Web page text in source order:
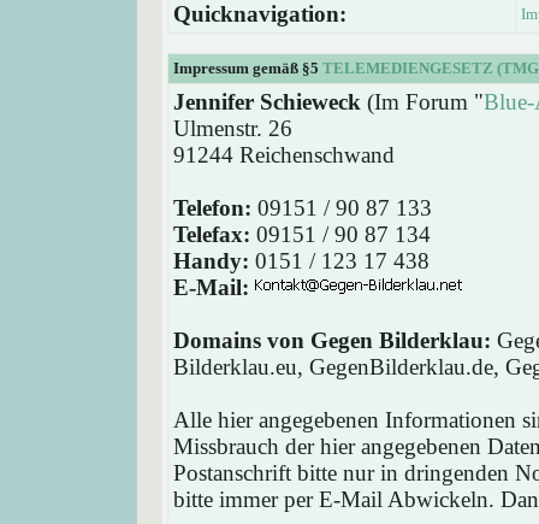
Quicknavigation:
Impressum gemäß §5 TELEMEDIENGESETZ
Jennifer Schieweck (Im Forum "
Ulmenstr. 26
91244 Reichenschwand
Telefon: 09151 / 90 87 133
Telefax: 09151 / 90 87 134
Handy: 0151 / 123 17 438
E-Mail:
Domains von Gegen Bilderklau:
Bilderklau.eu, GegenBilderklau.de,
Alle hier angegebenen Informationen
Missbrauch der hier angegebenen
Postanschrift bitte nur in dringenden
bitte immer per E-Mail Abwickeln.